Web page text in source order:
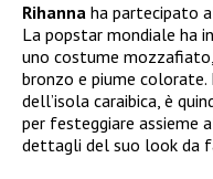
Rihanna ha partecipato
La popstar mondiale ha
uno costume
bronzo e piume colorate.
dell’isola caraibica, è
per festeggiare assieme
dettagli del suo look da